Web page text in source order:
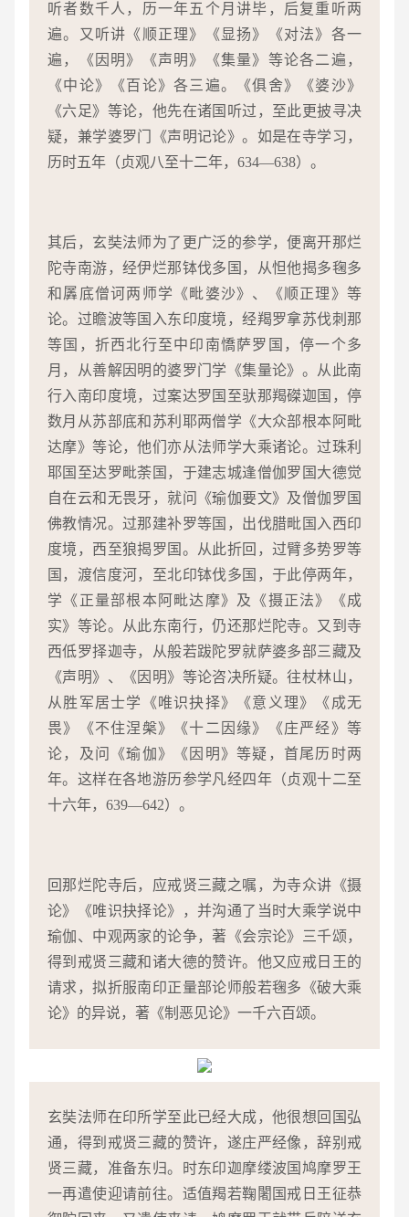
听者数千人，历一年五个月讲毕，后复重听两
遍。又听讲《顺正理》《显扬》《对法》各一
遍，《因明》《声明》《集量》等论各二遍，
《中论》《百论》各三遍。《俱舍》《婆沙》
《六足》等论，他先在诸国听过，至此更披寻决
疑，兼学婆罗门《声明记论》。如是在寺学习，
历时五年（贞观八至十二年，634—638）。
其后，玄奘法师为了更广泛的参学，便离开那烂
陀寺南游，经伊烂那钵伐多国，从怛他揭多毱多
和羼底僧诃两师学《毗婆沙》、《顺正理》等
论。过瞻波等国入东印度境，经羯罗拿苏伐刺那
等国，折西北行至中印南憍萨罗国，停一个多
月，从善解因明的婆罗门学《集量论》。从此南
行入南印度境，过案达罗国至驮那羯磔迦国，停
数月从苏部底和苏利耶两僧学《大众部根本阿毗
达摩》等论，他们亦从法师学大乘诸论。过珠利
耶国至达罗毗荼国，于建志城逢僧伽罗国大德觉
自在云和无畏牙，就问《瑜伽要文》及僧伽罗国
佛教情况。过那建补罗等国，出伐腊毗国入西印
度境，西至狼揭罗国。从此折回，过臂多势罗等
国，渡信度河，至北印钵伐多国，于此停两年，
学《正量部根本阿毗达摩》及《摄正法》《成
实》等论。从此东南行，仍还那烂陀寺。又到寺
西低罗择迦寺，从般若跋陀罗就萨婆多部三藏及
《声明》、《因明》等论咨决所疑。往杖林山，
从胜军居士学《唯识抉择》《意义理》《成无
畏》《不住涅槃》《十二因缘》《庄严经》等
论，及问《瑜伽》《因明》等疑，首尾历时两
年。这样在各地游历参学凡经四年（贞观十二至
十六年，639—642）。
回那烂陀寺后，应戒贤三藏之嘱，为寺众讲《摄
论》《唯识抉择论》，并沟通了当时大乘学说中
瑜伽、中观两家的论争，著《会宗论》三千颂，
得到戒贤三藏和诸大德的赞许。他又应戒日王的
请求，拟折服南印正量部论师般若毱多《破大乘
论》的异说，著《制恶见论》一千六百颂。
玄奘法师在印所学至此已经大成，他很想回国弘
通，得到戒贤三藏的赞许，遂庄严经像，辞别戒
贤三藏，准备东归。时东印迦摩缕波国鸠摩罗王
一再遣使迎请前往。适值羯若鞠闍国戒日王征恭